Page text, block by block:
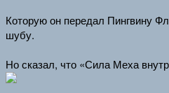
Которую он передал Пингвину
шубу.
Но сказал, что «Сила Меха